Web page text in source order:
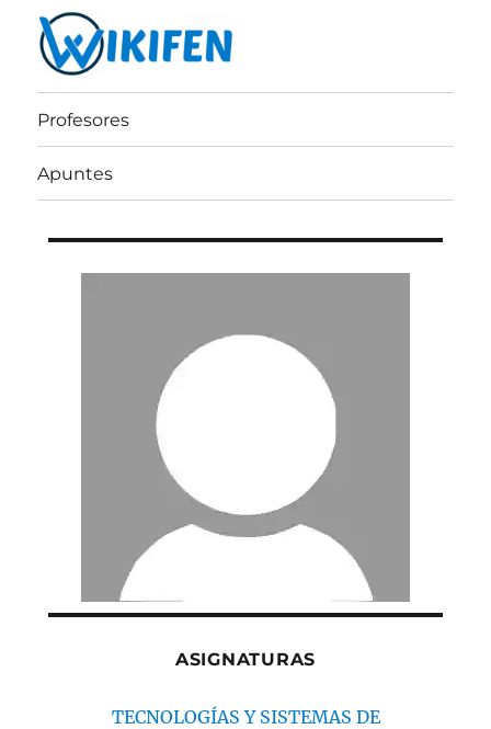
Wikifen
Profesores
Apuntes
ASIGNATURAS
TECNOLOGÍAS Y SISTEMAS DE